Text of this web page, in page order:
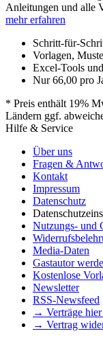
Anleitungen und alle
mehr erfahren
Schritt-für-
Vorlagen,
Excel-Tools
Nur66,00 pro
* Preis enthält 19%
Ländern ggf.
Hilfe & Service
Über uns
Fragen &
Kontakt
Impressum
Datenschutz
Nutzungs- und
Media-Daten
Gastautor
Kostenlose
Newsletter
RSS-Newsfeed
→ Verträge
→ Vertrag